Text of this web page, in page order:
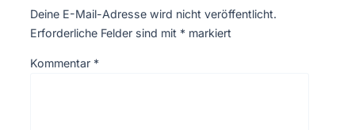
Deine E-Mail-Adresse wird nicht veröffentlicht.
Erforderliche Felder sind mit * markiert
Kommentar *